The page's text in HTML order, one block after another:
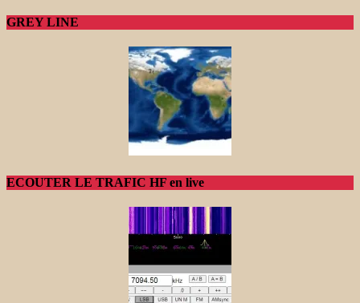
GREY LINE
ECOUTER LE TRAFIC HF en live